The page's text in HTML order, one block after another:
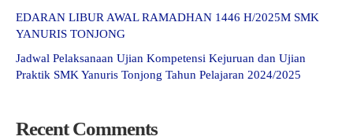
EDARAN LIBUR AWAL RAMADHAN 1446 H/2025M SMK
YANURIS TONJONG
Jadwal Pelaksanaan Ujian Kompetensi Kejuruan dan Ujian
Praktik SMK Yanuris Tonjong Tahun Pelajaran 2024/2025
Recent Comments